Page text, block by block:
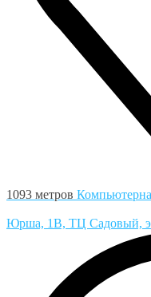
1093 метров
Юрша, 1В, ТЦ Садовый,